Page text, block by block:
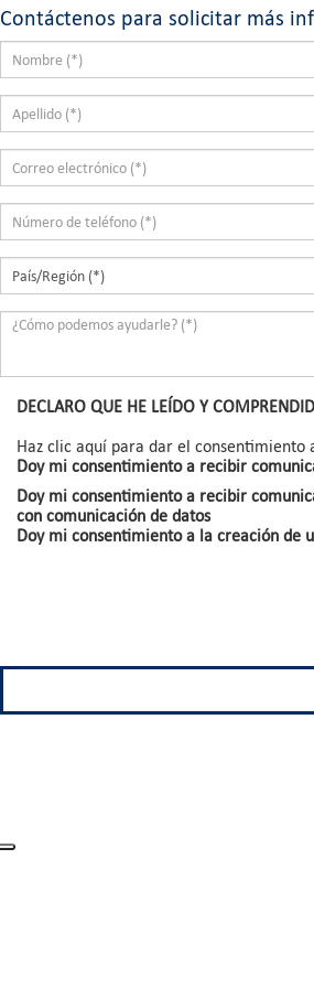
Contáctenos para solicitar más
DECLARO QUE HE LEÍDO Y
Haz clic aquí para dar el consentimiento
Doy mi consentimiento a recibir
Doy mi consentimiento a recibir
con comunicación de datos
Doy mi consentimiento a la creación de